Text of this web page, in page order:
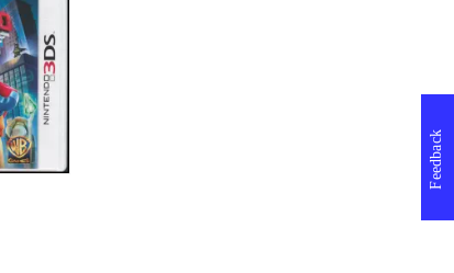
Feedback